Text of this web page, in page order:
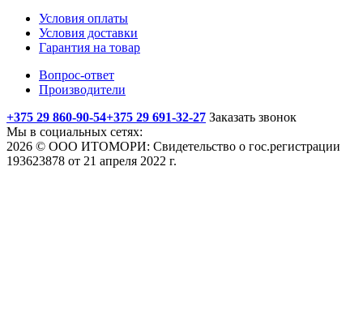
Условия оплаты
Условия доставки
Гарантия на товар
Вопрос-ответ
Производители
+375 29 860-90-54+375 29 691-32-27 Заказать звонок
Мы в социальных сетях:
2026 © ООО ИТОМОРИ: Свидетельство о гос.регистрации
193623878 от 21 апреля 2022 г.